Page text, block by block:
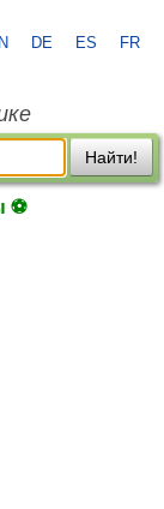
DE ES FR
Найти!
⚽